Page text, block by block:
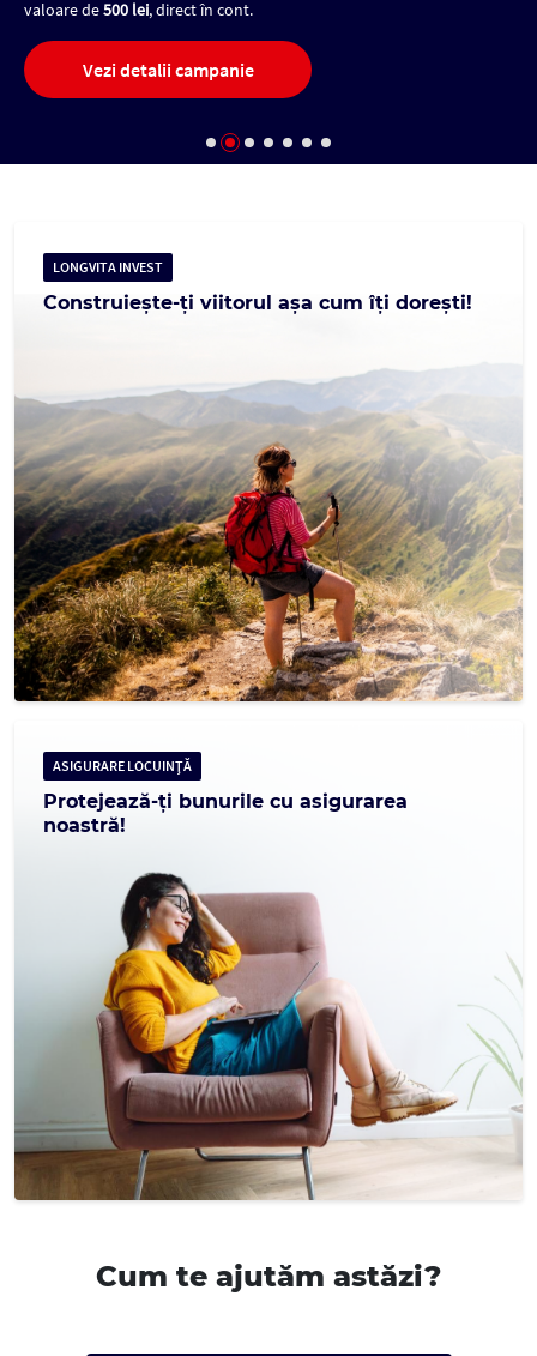
LONGVITA INVEST
Construiește-ți viitorul așa cum îți dorești!
ASIGURARE LOCUINȚĂ
Protejează-ți bunurile cu asigurarea
noastră!
Cum te ajutăm astăzi?